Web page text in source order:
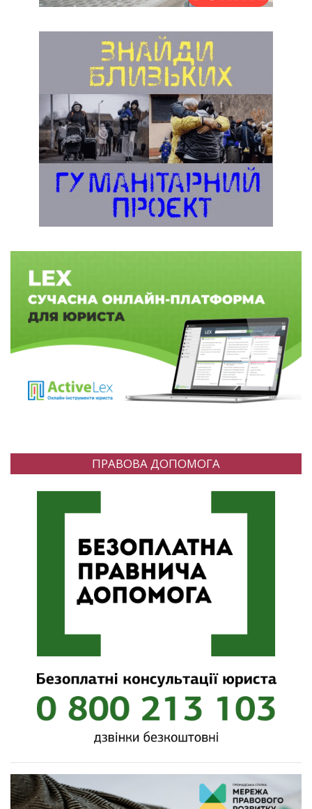
ПРАВОВА ДОПОМОГА